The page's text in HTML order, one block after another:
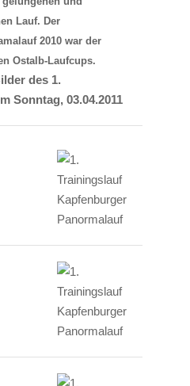
Lauf. Der
2010 war der
Ostalb-Laufcups.
des 1.
Sonntag, 03.04.2011